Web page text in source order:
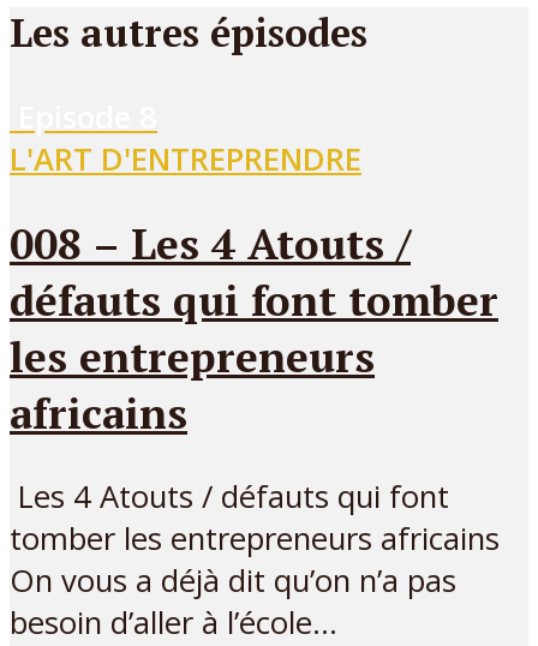
Les autres épisodes
L'ART D'ENTREPRENDRE
008 – Les 4 Atouts /
défauts qui font tomber
les entrepreneurs
africains
Les 4 Atouts / défauts qui font
tomber les entrepreneurs africains
On vous a déjà dit qu’on n’a pas
besoin d’aller à l’école...